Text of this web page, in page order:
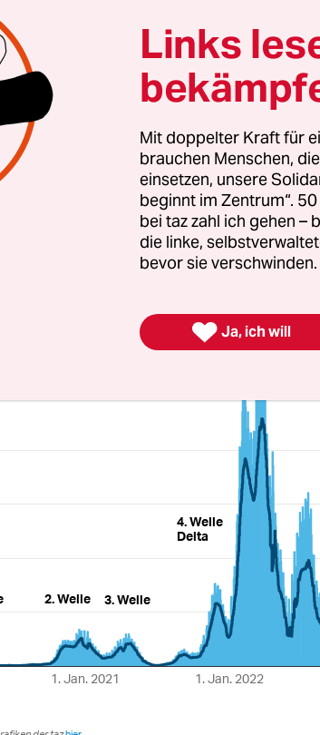
Für einige Personengruppen
(Booster-Impfungen)
Ministerium verwies dabei auf
Personengruppen aufgelistet sind.
mit einer Immunschwäche
individueller Abwägung und
Links
Mit doppelter Kraft für
brauchen Menschen,
einsetzen, unsere
beginnt im Zentrum“.
bei taz zahl ich gehen –
die linke,
bevor sie
 Ja, ich will